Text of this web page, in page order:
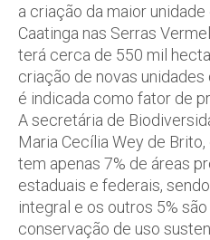
a criação da maior
Caatinga nas Serras
terá cerca de 550 mil
criação de novas
é indicada como fator de
A secretária de
Maria Cecília Wey de
tem apenas 7% de áreas
estaduais e federais,
integral e os outros 5%
conservação de uso